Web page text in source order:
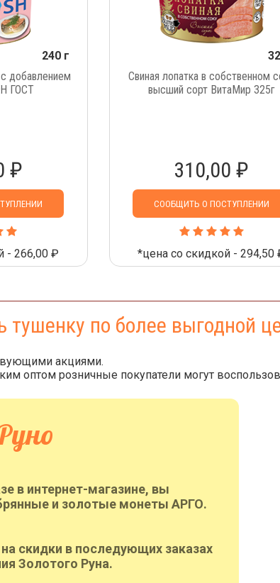
240 г
добавлением
ГОСТ
₽
- 266,00 ₽
Свиная лопатка в собственном
высший сорт ВитаМир 325г
310,00 ₽
СООБЩИТЬ О ПОСТУПЛЕНИИ
*цена со скидкой - 294,50
тушенку по более выгодной
акциями.
оптом розничные покупатели могут
в интернет-магазине, вы
и золотые монеты АРГО.
скидки в последующих заказах
Золотого Руна.